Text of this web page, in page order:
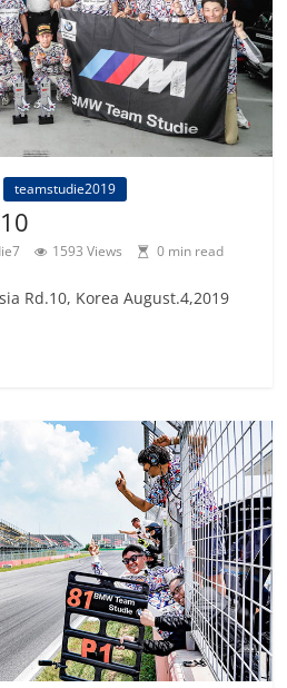
teamstudie2019
1593 Views 0 min read
Rd.10, Korea August.4,2019